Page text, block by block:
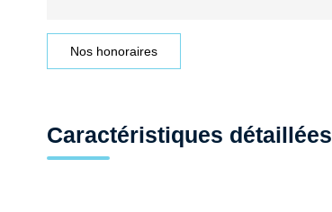
Nos honoraires
Caractéristiques détaillées